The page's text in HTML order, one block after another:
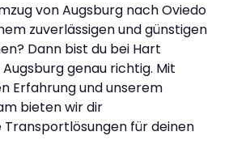
von Augsburg nach Oviedo
zuverlässigen und günstigen
Dann bist du bei Hart
genau richtig. Mit
Erfahrung und unserem
bieten wir dir
für deinen